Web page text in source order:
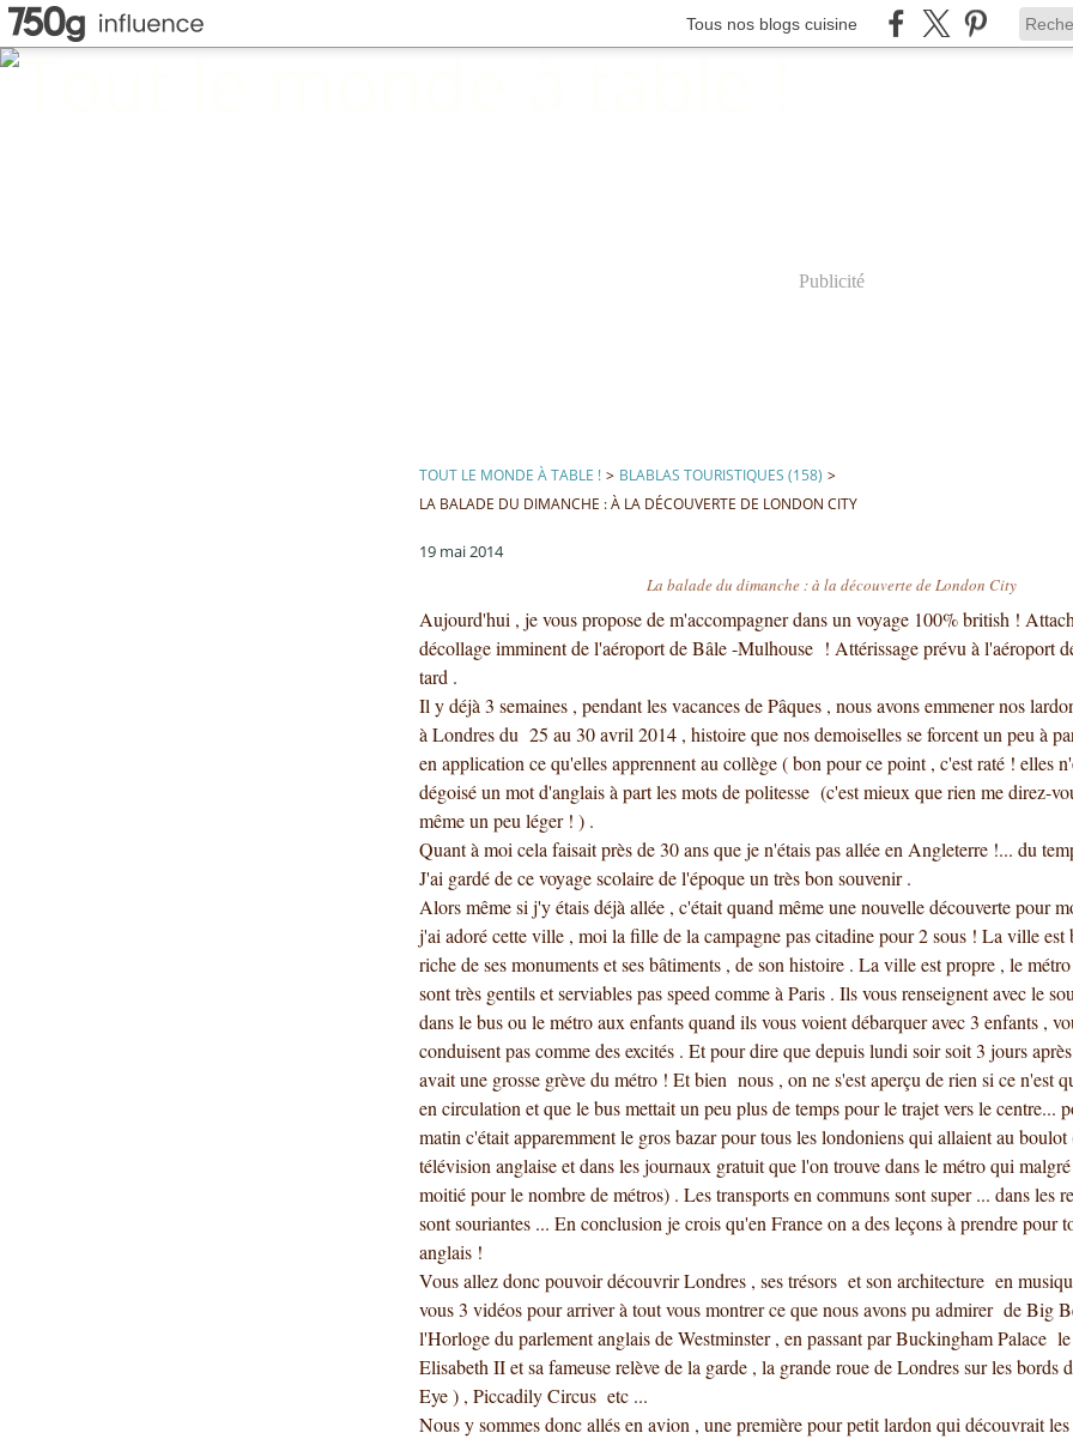
Tous nos blogs cuisine
Publicité
TOUT LE MONDE À TABLE ! > BLABLAS TOURISTIQUES (158) >
LA BALADE DU DIMANCHE : À LA DÉCOUVERTE DE LONDON CITY
19 mai 2014
La balade du dimanche : à la découverte de London City
Aujourd'hui , je vous propose de m'accompagner dans un voyage 100% british !
décollage imminent de l'aéroport de Bâle -Mulhouse ! Attérissage prévu à l'aéroport
tard .
Il y déjà 3 semaines , pendant les vacances de Pâques , nous avons emmener nos
à Londres du 25 au 30 avril 2014 , histoire que nos demoiselles se forcent un peu à
en application ce qu'elles apprennent au collège ( bon pour ce point , c'est raté ! elles
dégoisé un mot d'anglais à part les mots de politesse (c'est mieux que rien me direz-
même un peu léger ! ) .
Quant à moi cela faisait près de 30 ans que je n'étais pas allée en Angleterre !... du
J'ai gardé de ce voyage scolaire de l'époque un très bon souvenir .
Alors même si j'y étais déjà allée , c'était quand même une nouvelle découverte pour
j'ai adoré cette ville , moi la fille de la campagne pas citadine pour 2 sous ! La ville est
riche de ses monuments et ses bâtiments , de son histoire . La ville est propre , le
sont très gentils et serviables pas speed comme à Paris . Ils vous renseignent avec le
dans le bus ou le métro aux enfants quand ils vous voient débarquer avec 3 enfants ,
conduisent pas comme des excités . Et pour dire que depuis lundi soir soit 3 jours
avait une grosse grève du métro ! Et bien nous , on ne s'est aperçu de rien si ce n'est
en circulation et que le bus mettait un peu plus de temps pour le trajet vers le centre...
matin c'était apparemment le gros bazar pour tous les londoniens qui allaient au boulot
télévision anglaise et dans les journaux gratuit que l'on trouve dans le métro qui
moitié pour le nombre de métros) . Les transports en communs sont super ... dans les
sont souriantes ... En conclusion je crois qu'en France on a des leçons à prendre pour
anglais !
Vous allez donc pouvoir découvrir Londres , ses trésors et son architecture en
vous 3 vidéos pour arriver à tout vous montrer ce que nous avons pu admirer de Big
l'Horloge du parlement anglais de Westminster , en passant par Buckingham Palace
Elisabeth II et sa fameuse relève de la garde , la grande roue de Londres sur les bords
Eye ) , Piccadily Circus etc ...
Nous y sommes donc allés en avion , une première pour petit lardon qui découvrait les